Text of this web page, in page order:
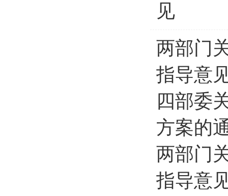
见
两部门
指导意
四部委
方案的
两部门
指导意